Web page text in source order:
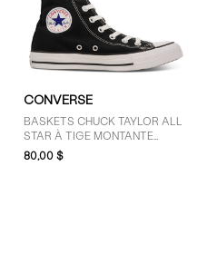
CONVERSE
BASKETS CHUCK TAYLOR ALL
STAR À TIGE MONTANTE
NOIRES POUR FEMMES
80,00 $